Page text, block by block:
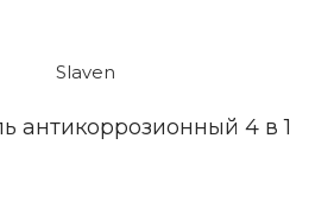
Slaven
антикоррозионный 4 в 1